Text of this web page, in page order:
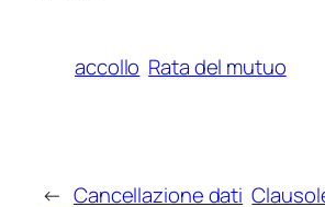
accollo Rata del mutuo
← Cancellazione dati